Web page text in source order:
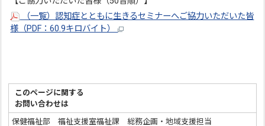
（一覧）認知症とともに生きるセミナーへご協力いただいた皆
様（PDF：60.9キロバイト）
このページに関する
お問い合わせは
保健福祉部 福祉支援室福祉課 総務企画・地域支援担当